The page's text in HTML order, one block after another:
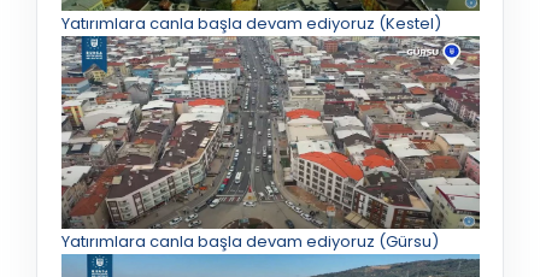
Yatırımlara canla başla devam ediyoruz (Kestel)
Yatırımlara canla başla devam ediyoruz (Gürsu)